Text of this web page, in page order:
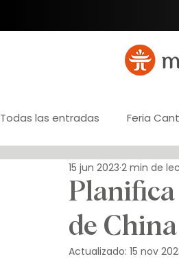
Todas las entradas Feria
Registro de importador
Gestión de pagos
de
15 jun 2023 2 min de
Actualizado: 15 nov